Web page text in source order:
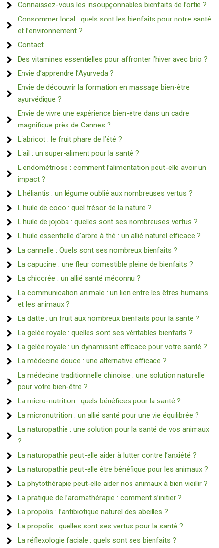
Connaissez-vous les insoupçonnables bienfaits de l’ortie ?
Consommer local : quels sont les bienfaits pour notre santé
et l’environnement ?
Contact
Des vitamines essentielles pour affronter l’hiver avec brio ?
Envie d’apprendre l’Ayurveda ?
Envie de découvrir la formation en massage bien-être
ayurvédique ?
Envie de vivre une expérience bien-être dans un cadre
magnifique près de Cannes ?
L’abricot : le fruit phare de l’été ?
L’ail : un super-aliment pour la santé ?
L’endométriose : comment l’alimentation peut-elle avoir un
impact ?
L’héliantis : un légume oublié aux nombreuses vertus ?
L’huile de coco : quel trésor de la nature ?
L’huile de jojoba : quelles sont ses nombreuses vertus ?
L’huile essentielle d’arbre à thé : un allié naturel efficace ?
La cannelle : Quels sont ses nombreux bienfaits ?
La capucine : une fleur comestible pleine de bienfaits ?
La chicorée : un allié santé méconnu ?
La communication animale : un lien entre les êtres humains
et les animaux ?
La datte : un fruit aux nombreux bienfaits pour la santé ?
La gelée royale : quelles sont ses véritables bienfaits ?
La gelée royale : un dynamisant efficace pour votre santé ?
La médecine douce : une alternative efficace ?
La médecine traditionnelle chinoise : une solution naturelle
pour votre bien-être ?
La micro-nutrition : quels bénéfices pour la santé ?
La micronutrition : un allié santé pour une vie équilibrée ?
La naturopathie : une solution pour la santé de vos animaux
?
La naturopathie peut-elle aider à lutter contre l’anxiété ?
La naturopathie peut-elle être bénéfique pour les animaux ?
La phytothérapie peut-elle aider nos animaux à bien vieillir ?
La pratique de l’aromathérapie : comment s’initier ?
La propolis : l’antibiotique naturel des abeilles ?
La propolis : quelles sont ses vertus pour la santé ?
La réflexologie faciale : quels sont ses bienfaits ?